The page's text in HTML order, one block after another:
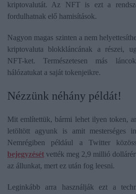
kriptovalutát. Az NFT is ezt a
fordulhatnak elő hamisítások.
Nagyon magas szinten a nem
kriptovaluta blokkláncának a részei,
NFT-ket. Természetesen más
hálózatukat a saját tokenjeikre.
​Nézzünk néhány példát!
Mit említettük, bármi lehet ilyen token,
letöltött agyunk is amit mesterséges
Nemrégiben például a Twitter
bejegyzését vették meg 2,9 millió
az állunkat, mert ez után fog leesni.
Leginkább arra használják ezt a